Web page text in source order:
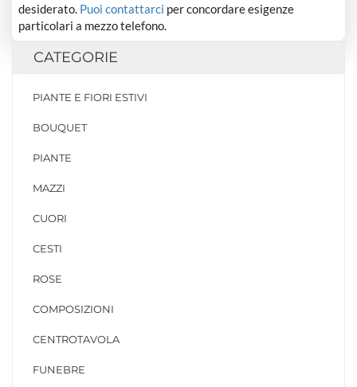
desiderato. Puoi contattarci per concordare esigenze
particolari a mezzo telefono.
CATEGORIE
PIANTE E FIORI ESTIVI
BOUQUET
PIANTE
MAZZI
CUORI
CESTI
ROSE
COMPOSIZIONI
CENTROTAVOLA
FUNEBRE